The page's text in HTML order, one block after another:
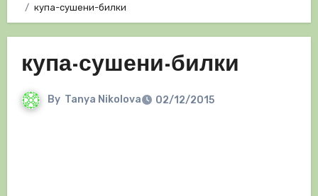
купа-сушени-билки
купа-сушени-билки
By Tanya Nikolova 02/12/2015